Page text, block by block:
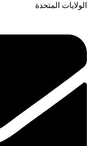
الولايات المتحدة